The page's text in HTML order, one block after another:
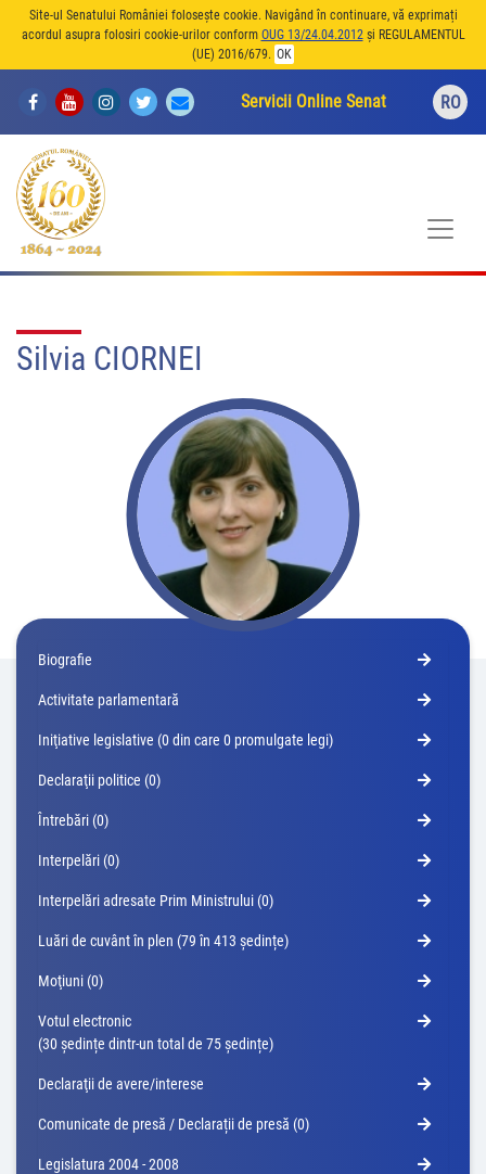
Site-ul Senatului României folosește cookie. Navigând în continuare, vă exprimați
acordul asupra folosiri cookie-urilor conform OUG 13/24.04.2012și REGULAMENTUL
(UE) 2016/679. OK
Servicii Online Senat RO
Silvia CIORNEI
Biografie
Activitate parlamentară
Iniţiative legislative (0 din care 0 promulgate legi)
Declaraţii politice (0)
Întrebări (0)
Interpelări (0)
Interpelări adresate Prim Ministrului (0)
Luări de cuvânt în plen (79 în 413 ședințe)
Moţiuni (0)
Votul electronic
(30 ședințe dintr-un total de 75 ședințe)
Declaraţii de avere/interese
Comunicate de presă / Declarații de presă (0)
Legislatura 2004 - 2008